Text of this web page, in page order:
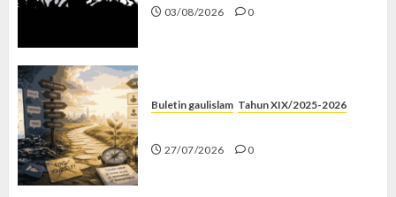
03/08/2026 0
Buletin gaulislam Tahun XIX/2025-2026
27/07/2026 0